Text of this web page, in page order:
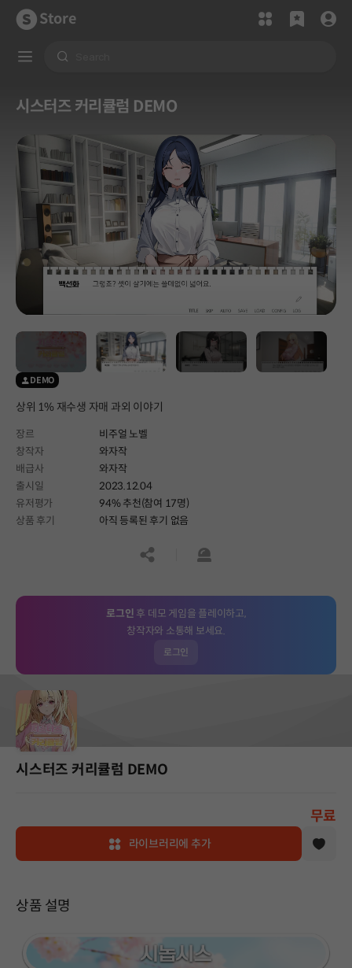
Store
시스터즈 커리큘럼 DEMO
DEMO
상위 1% 재수생 자매 과외 이야기
장르
비주얼 노벨
창작자
와자작
배급사
와자작
출시일
2023.12.04
유저평가
94% 추천(참여 17명)
상품 후기
아직 등록된 후기 없음
공유하기신고하기
로그인 후 데모 게임을 플레이하고,
창작자와 소통해 보세요.
로그인
시스터즈 커리큘럼 DEMO
무료
라이브러리에 추가
상품 설명